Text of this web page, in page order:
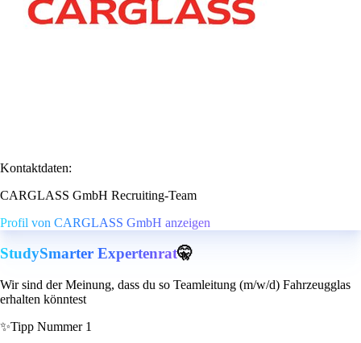
Kontaktdaten:
CARGLASS GmbH Recruiting-Team
Profil von CARGLASS GmbH anzeigen
StudySmarter Expertenrat🤫
Wir sind der Meinung, dass du so Teamleitung (m/w/d) Fahrzeugglas
erhalten könntest
✨Tipp Nummer 1